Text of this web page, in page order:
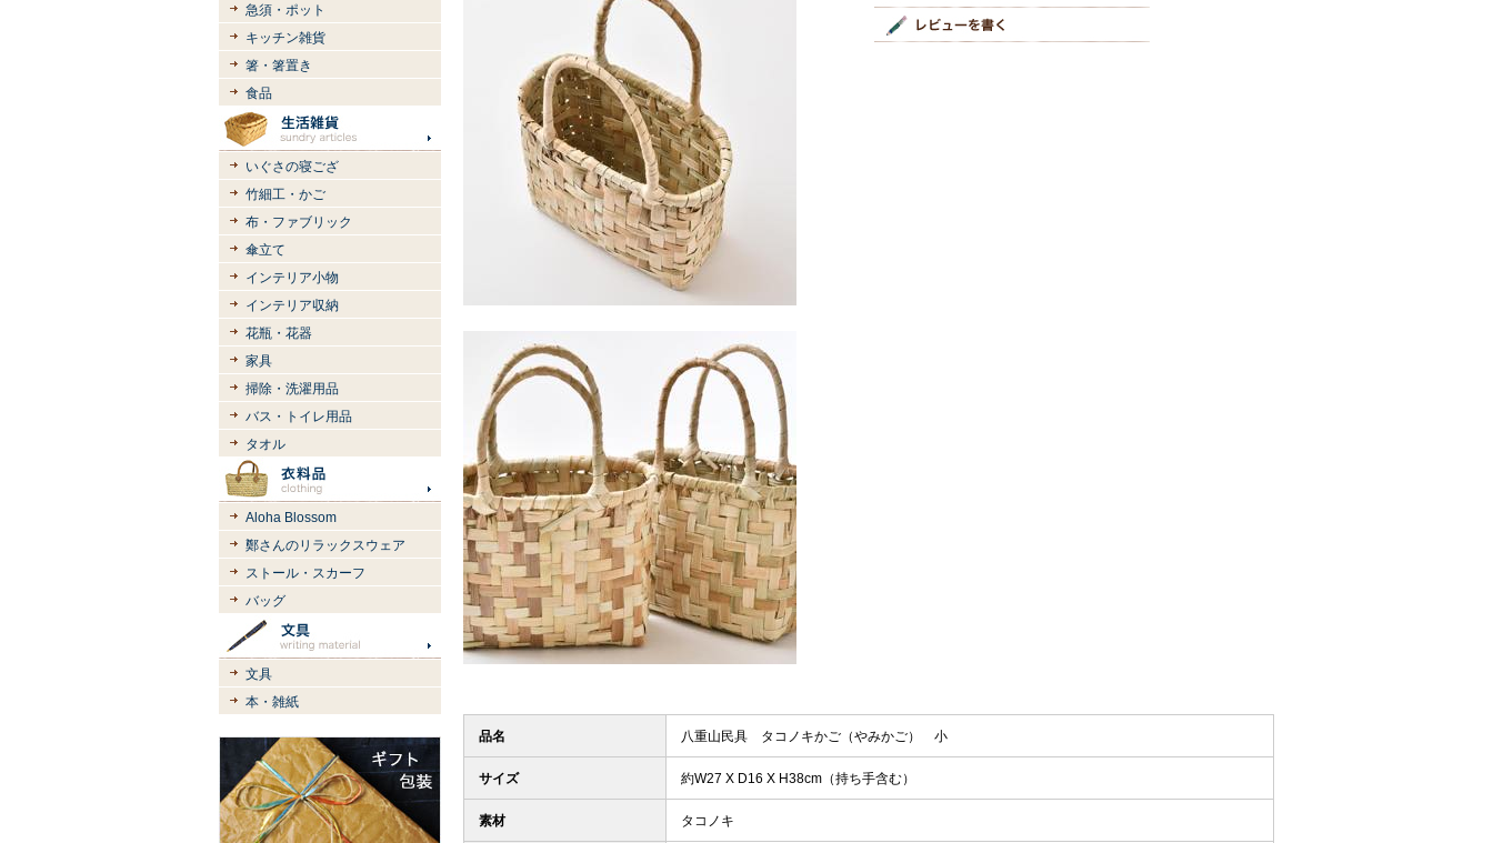
急須・ポット
キッチン雑貨
箸・箸置き
食品
いぐさの寝ござ
竹細工・かご
布・ファブリック
傘立て
インテリア小物
インテリア収納
花瓶・花器
家具
掃除・洗濯用品
バス・トイレ用品
タオル
Aloha Blossom
鄭さんのリラックスウェア
ストール・スカーフ
バッグ
文具
本・雑紙
品名 八重山民具 タコノキかご（やみかご） 小
サイズ 約W27 X D16 X H38cm（持ち手含む）
素材 タコノキ